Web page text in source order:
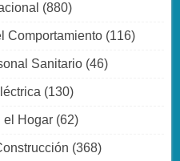
(880)
Comportamiento(116)
Sanitario (46)
(130)
el Hogar(62)
(368)